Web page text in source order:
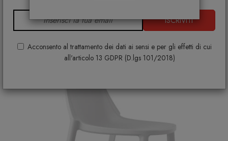
ISCRIVITI
Acconsento al trattamento dei dati ai sensi e per gli effetti di cui
all'articolo 13 GDPR (D.lgs 101/2018)